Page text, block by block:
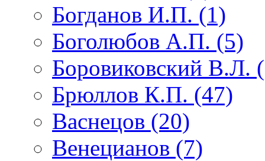
Богданов И.П. (1)
Боголюбов А.П. (5)
Боровиковский В.Л.
Брюллов К.П. (47)
Васнецов (20)
Венецианов (7)